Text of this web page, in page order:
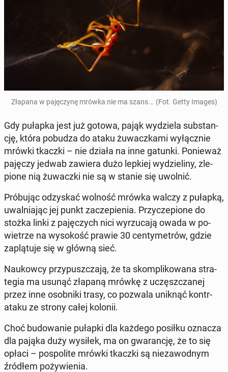
Złapana w pa­ję­czy­nę mrówka nie ma szans... (Fot. Getty Images)
Gdy pułapka jest już gotowa, pająk wy­dzie­la sub­stan­
cję, która pobudza do ataku żu­wacz­ka­mi wy­łącz­nie
mrówki tkaczki – nie działa na inne gatunki. Po­nie­waż
pajęczy jedwab zawiera dużo lepkiej wy­dzie­li­ny, zle­
pio­ne nią żu­wacz­ki nie są w stanie się uwolnić.
Pró­bu­jąc od­zy­skać wolność mrówka walczy z pułapką,
uwal­nia­jąc jej punkt za­cze­pie­nia. Przy­cze­pio­ne do
stożka linki z pa­ję­czych nici wy­rzu­ca­ją owada w po­
wie­trze na wy­so­kość prawie 30 cen­ty­me­trów, gdzie
za­plą­tu­je się w główną sieć.
Na­ukow­cy przy­pusz­cza­ją, że ta skom­pli­ko­wa­na stra­
te­gia ma usunąć złapaną mrówkę z uczęsz­cza­nej
przez inne osob­ni­ki trasy, co pozwala uniknąć kontr­
ata­ku ze strony całej kolonii.
Choć bu­do­wa­nie pułapki dla każdego posiłku oznacza
dla pająka duży wysiłek, ma on gwa­ran­cję, że to się
opłaci – po­spo­li­te mrówki tkaczki są nie­za­wod­nym
źródłem po­ży­wie­nia.